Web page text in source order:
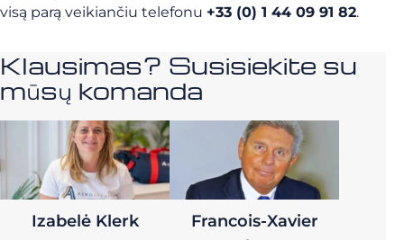
visą parą veikiančiu telefonu +33 (0) 1 44 09 91 82.
Klausimas? Susisiekite su
mūsų komanda
Izabelė Klerk
Francois-Xavier